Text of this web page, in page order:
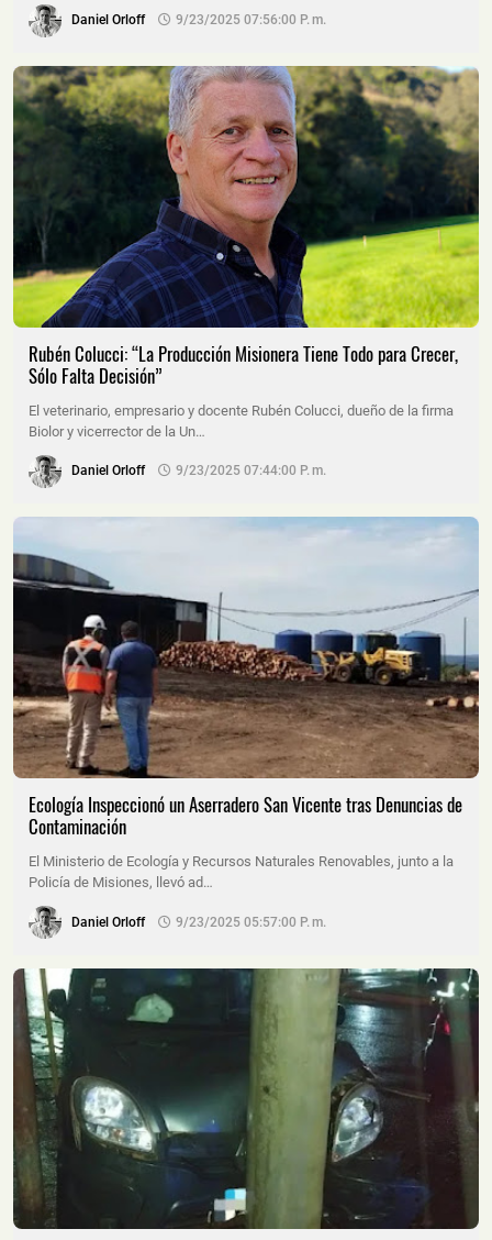
Daniel Orloff 9/23/2025 07:56:00 P. M.
Rubén Colucci: “La Producción Misionera Tiene Todo para Crecer,
Sólo Falta Decisión”
El veterinario, empresario y docente Rubén Colucci, dueño de la firma
Biolor y vicerrector de la Un…
Daniel Orloff 9/23/2025 07:44:00 P. M.
Ecología Inspeccionó un Aserradero San Vicente tras Denuncias de
Contaminación
El Ministerio de Ecología y Recursos Naturales Renovables, junto a la
Policía de Misiones, llevó ad…
Daniel Orloff 9/23/2025 05:57:00 P. M.